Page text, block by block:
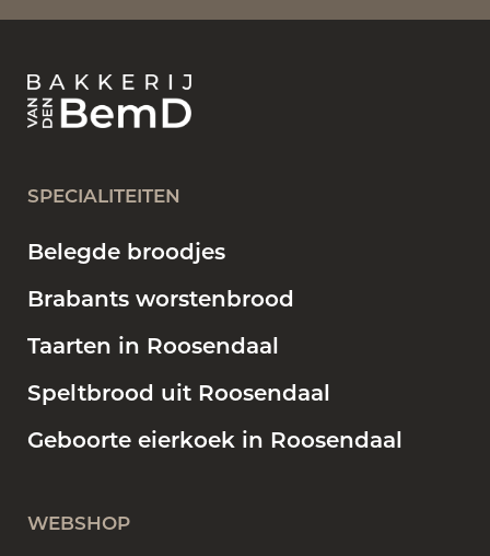
SPECIALITEITEN
Belegde broodjes
Brabants worstenbrood
Taarten in Roosendaal
Speltbrood uit Roosendaal
Geboorte eierkoek in Roosendaal
WEBSHOP